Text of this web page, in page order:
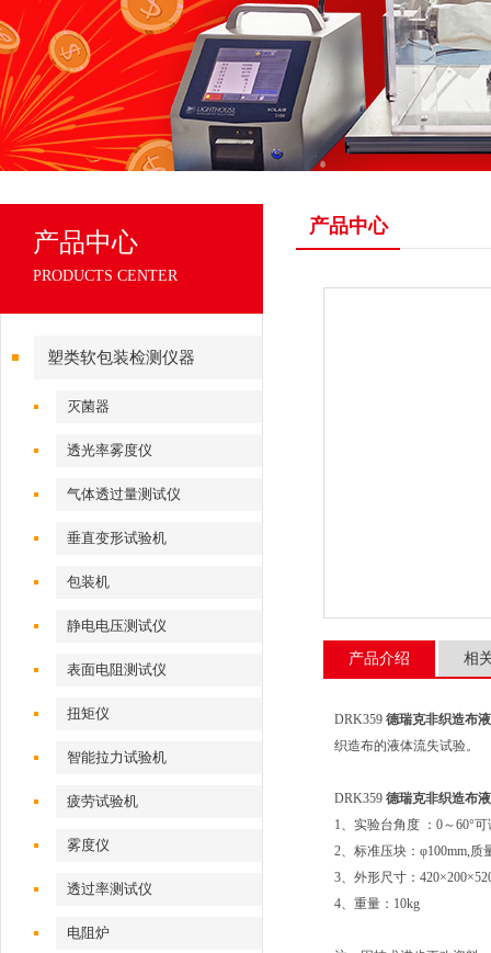
产品中心
PRODUCTS CENTER
塑类软包装检测仪器
灭菌器
透光率雾度仪
气体透过量测试仪
垂直变形试验机
包装机
静电电压测试仪
表面电阻测试仪
扭矩仪
智能拉力试验机
疲劳试验机
雾度仪
透过率测试仪
电阻炉
产品中心
产品介绍 相
DRK359 德瑞克非织造布
织造布的液体流失试验。
DRK359 德瑞克非织造布
1、实验台角度 ：0～60°可
2、标准压块：φ100mm,质
3、外形尺寸：
4、重量：10kg